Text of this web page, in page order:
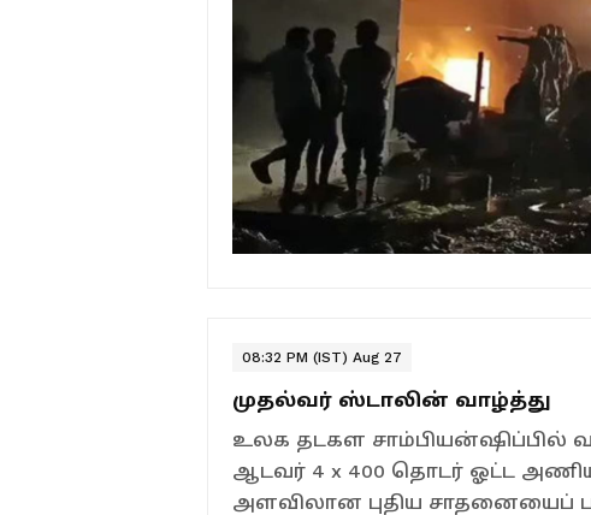
08:32 PM (IST) Aug 27
முதல்வர் ஸ்டாலின் வாழ்த்து
உலக தடகள சாம்பியன்ஷிப்பில்
ஆடவர் 4 x 400 தொடர் ஓட்ட
அளவிலான புதிய சாதனையைப்